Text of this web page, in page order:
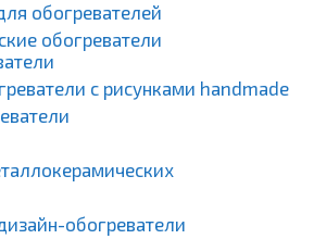
обогревателей
обогреватели
с рисунками handmade
обогреватели